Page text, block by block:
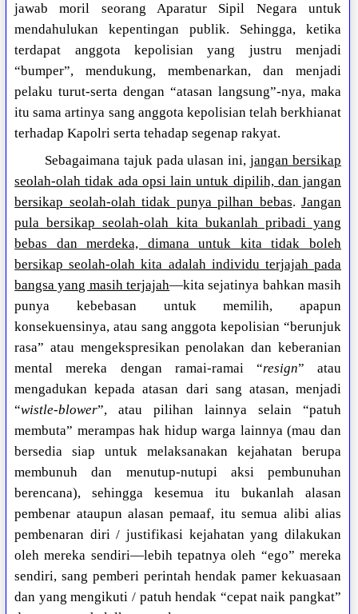
jawab moril seorang Aparatur Sipil Negara untuk
mendahulukan kepentingan publik. Sehingga, ketika
terdapat anggota kepolisian yang justru menjadi
“bumper”, mendukung, membenarkan, dan menjadi
pelaku turut-serta dengan “atasan langsung”-nya, maka
itu sama artinya sang anggota kepolisian telah berkhianat
terhadap Kapolri serta tehadap segenap rakyat.
Sebagaimana tajuk pada ulasan ini,jangan bersikap
seolah-olah tidak ada opsi lain untuk dipilih, dan jangan
bersikap seolah-olah tidak punya pilhan bebas. Jangan
pula bersikap seolah-olah kita bukanlah pribadi yang
bebas dan merdeka, dimana untuk kita tidak boleh
bersikap seolah-olah kita adalah individu terjajah pada
bangsa yang masih terjajah—kita sejatinya bahkan masih
punya kebebasan untuk memilih, apapun
konsekuensinya, atau sang anggota kepolisian “berunjuk
rasa” atau mengekspresikan penolakan dan keberanian
mental mereka dengan ramai-ramai “resign” atau
mengadukan kepada atasan dari sang atasan, menjadi
“wistle-blower”, atau pilihan lainnya selain “patuh
membuta” merampas hak hidup warga lainnya (mau dan
bersedia siap untuk melaksanakan kejahatan berupa
membunuh dan menutup-nutupi aksi pembunuhan
berencana), sehingga kesemua itu bukanlah alasan
pembenar ataupun alasan pemaaf, itu semua alibi alias
pembenaran diri / justifikasi kejahatan yang dilakukan
oleh mereka sendiri—lebih tepatnya oleh “ego” mereka
sendiri, sang pemberi perintah hendak pamer kekuasaan
dan yang mengikuti / patuh hendak “cepat naik pangkat”